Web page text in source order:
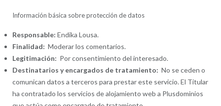
Información básica sobre protección de datos
Responsable: Endika Lousa.
Finalidad: Moderar los comentarios.
Legitimación: Por consentimiento del interesado.
Destinatarios y encargados de tratamiento: No se ceden o
comunican datos a terceros para prestar este servicio. El Titular
ha contratado los servicios de alojamiento web a Plusdominios